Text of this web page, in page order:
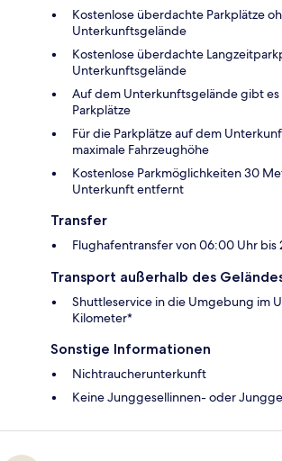
Kostenlose überdachte Parkplätze
Unterkunftsgelände
Kostenlose überdachte
Unterkunftsgelände
Auf dem Unterkunftsgelände gibt
Parkplätze
Für die Parkplätze auf dem
maximale Fahrzeughöhe
Kostenlose Parkmöglichkeiten 30
Unterkunft entfernt
Transfer
Flughafentransfer von 06:00 Uhr bis
Transport außerhalb des
Shuttleservice in die Umgebung im
Kilometer*
Sonstige Informationen
Nichtraucherunterkunft
Keine Junggesellinnen- oder